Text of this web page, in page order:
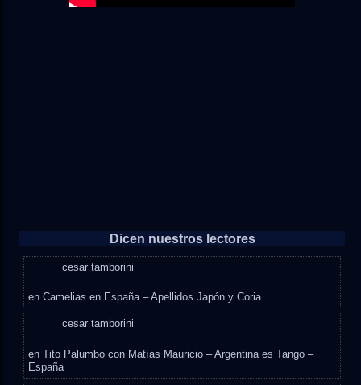
Dicen nuestros lectores
cesar tamborini
enCamelias en España – Apellidos Japón y Coria
cesar tamborini
enTito Palumbo con Matías Mauricio – Argentina es Tango –
España